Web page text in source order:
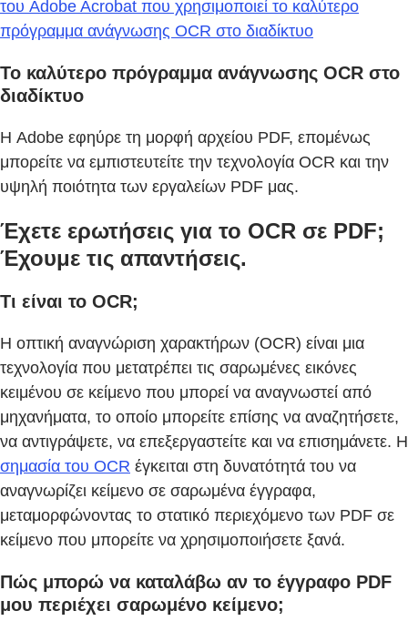
του Adobe Acrobat που χρησιμοποιεί το καλύτερο
πρόγραμμα ανάγνωσης OCR στο διαδίκτυο
Το καλύτερο πρόγραμμα ανάγνωσης OCR στο
διαδίκτυο
Η Adobe εφηύρε τη μορφή αρχείου PDF, επομένως
μπορείτε να εμπιστευτείτε την τεχνολογία OCR και την
υψηλή ποιότητα των εργαλείων PDF μας.
Έχετε ερωτήσεις για το OCR σε PDF;
Έχουμε τις απαντήσεις.
Τι είναι το OCR;
Η οπτική αναγνώριση χαρακτήρων (OCR) είναι μια
τεχνολογία που μετατρέπει τις σαρωμένες εικόνες
κειμένου σε κείμενο που μπορεί να αναγνωστεί από
μηχανήματα, το οποίο μπορείτε επίσης να αναζητήσετε,
να αντιγράψετε, να επεξεργαστείτε και να επισημάνετε. Η
σημασία του OCR έγκειται στη δυνατότητά του να
αναγνωρίζει κείμενο σε σαρωμένα έγγραφα,
μεταμορφώνοντας το στατικό περιεχόμενο των PDF σε
κείμενο που μπορείτε να χρησιμοποιήσετε ξανά.
Πώς μπορώ να καταλάβω αν το έγγραφο PDF
μου περιέχει σαρωμένο κείμενο;